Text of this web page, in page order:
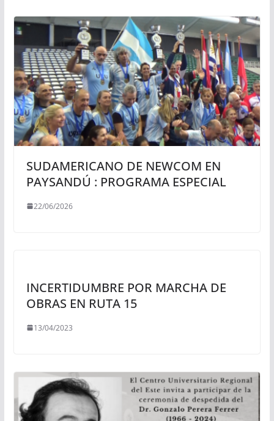
SUDAMERICANO DE NEWCOM EN
PAYSANDÚ : PROGRAMA ESPECIAL
22/06/2026
INCERTIDUMBRE POR MARCHA DE
OBRAS EN RUTA 15
13/04/2023